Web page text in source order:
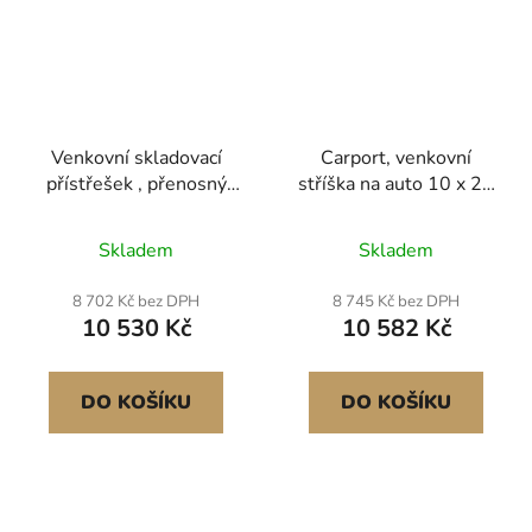
Venkovní skladovací
přístřešek , přenosný
stop se 2 rolovacími
dveřmi a větracími
otvory, vodotěsný
přístřešek, odolný rám,
přístřešek na terasu a
garáž pro motocyklovou
sekačku, béžový
Skladem
8 702 Kč bez DPH
10 530 Kč
DO KOŠÍKU
Carport, venkovní
stříška na auto 10 x 20
odnímatelnými bočními
stěnami a dveřmi,
odolný přístřešek na
auto, odolný vůči UV
záření a vodě, celoroční
ochrana pro automobil,
loď, šedá
Skladem
8 745 Kč bez DPH
10 582 Kč
DO KOŠÍKU